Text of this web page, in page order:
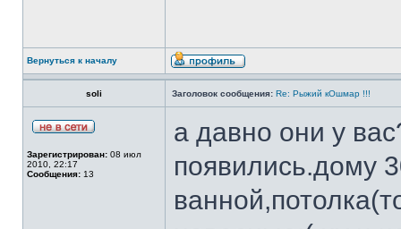
Вернуться к началу
soli Заголовок сообщения: Re: Рыжий кОшмар !!!
Зарегистрирован: 08 июл
2010, 22:17
Сообщения: 13
а давно они у
появились.дому